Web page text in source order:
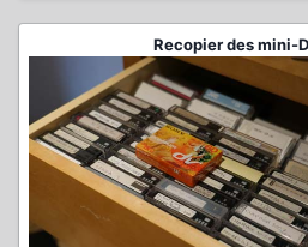
Recopier des mini-